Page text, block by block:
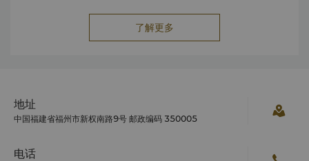
林则徐纪念馆
林则徐纪念馆位于鼓楼区澳门路，占地8500平方米，保留了
了解更多
地址
中国福建省福州市新权南路9号 邮政编码 350005
电话